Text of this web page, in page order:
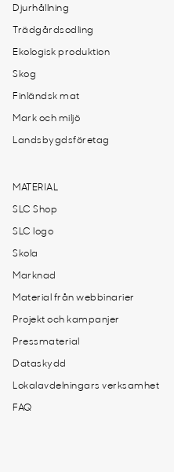
Djurhållning
Trädgårdsodling
Ekologisk produktion
Skog
Finländsk mat
Mark och miljö
Landsbygdsföretag
MATERIAL
SLC Shop
SLC logo
Skola
Marknad
Material från webbinarier
Projekt och kampanjer
Pressmaterial
Dataskydd
Lokalavdelningars verksamhet
FAQ